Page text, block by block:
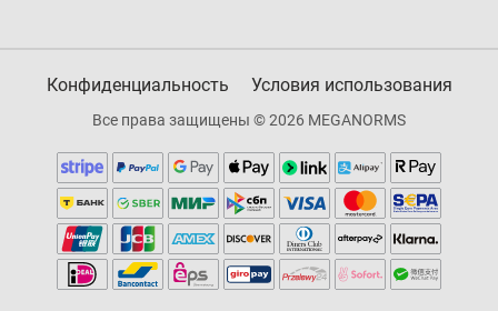
Конфиденциальность Условия использования
Все права защищены © 2026 MEGANORMS